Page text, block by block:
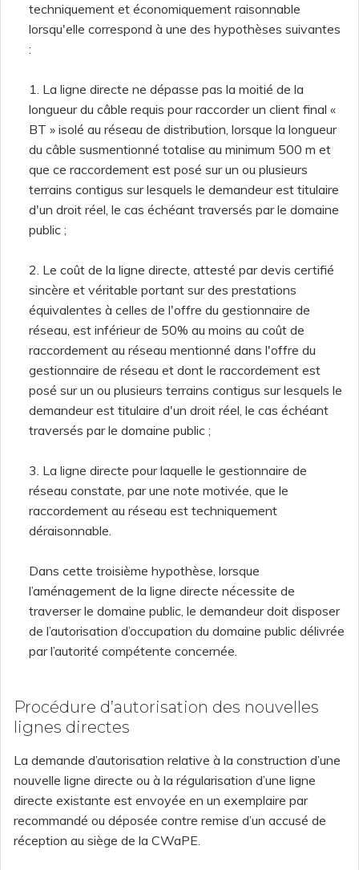
techniquement et économiquement raisonnable
lorsqu'elle correspond à une des hypothèses suivantes
:
1. La ligne directe ne dépasse pas la moitié de la
longueur du câble requis pour raccorder un client final «
BT » isolé au réseau de distribution, lorsque la longueur
du câble susmentionné totalise au minimum 500 m et
que ce raccordement est posé sur un ou plusieurs
terrains contigus sur lesquels le demandeur est titulaire
d'un droit réel, le cas échéant traversés par le domaine
public ;
2. Le coût de la ligne directe, attesté par devis certifié
sincère et véritable portant sur des prestations
équivalentes à celles de l'offre du gestionnaire de
réseau, est inférieur de 50% au moins au coût de
raccordement au réseau mentionné dans l'offre du
gestionnaire de réseau et dont le raccordement est
posé sur un ou plusieurs terrains contigus sur lesquels le
demandeur est titulaire d'un droit réel, le cas échéant
traversés par le domaine public ;
3. La ligne directe pour laquelle le gestionnaire de
réseau constate, par une note motivée, que le
raccordement au réseau est techniquement
déraisonnable.
Dans cette troisième hypothèse, lorsque
l’aménagement de la ligne directe nécessite de
traverser le domaine public, le demandeur doit disposer
de l’autorisation d’occupation du domaine public délivrée
par l’autorité compétente concernée.
Procédure d’autorisation des nouvelles
lignes directes
La demande d’autorisation relative à la construction d’une
nouvelle ligne directe ou à la régularisation d’une ligne
directe existante est envoyée en un exemplaire par
recommandé ou déposée contre remise d’un accusé de
réception au siège de la CWaPE.